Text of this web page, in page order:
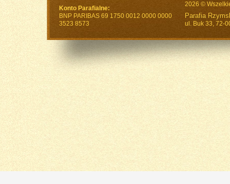
2026 ©
Parafia
ul. Buk 33, 72-
Konto Parafialne:
BNP PARIBAS 69 1750 0012 0000 0000
3523 8573